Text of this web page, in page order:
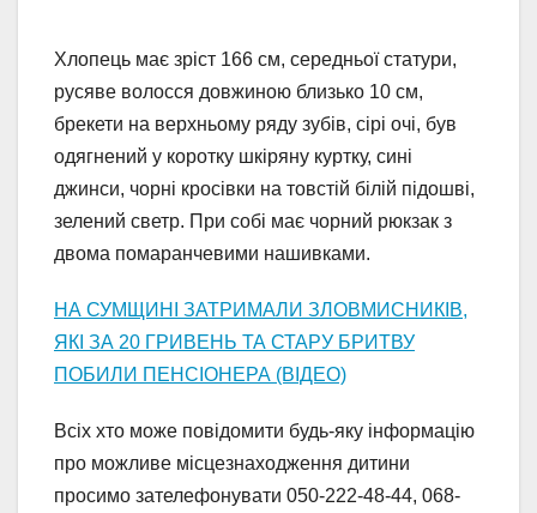
Хлопець має зріст 166 см, середньої статури,
русяве волосся довжиною близько 10 см,
брекети на верхньому ряду зубів, сірі очі, був
одягнений у коротку шкіряну куртку, сині
джинси, чорні кросівки на товстій білій підошві,
зелений светр. При собі має чорний рюкзак з
двома помаранчевими нашивками.
НА СУМЩИНІ ЗАТРИМАЛИ ЗЛОВМИСНИКІВ,
ЯКІ ЗА 20 ГРИВЕНЬ ТА СТАРУ БРИТВУ
ПОБИЛИ ПЕНСІОНЕРА (ВІДЕО)
Всіх хто може повідомити будь-яку інформацію
про можливе місцезнаходження дитини
просимо зателефонувати 050-222-48-44, 068-